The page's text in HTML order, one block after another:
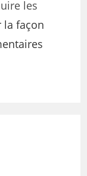
les
la façon